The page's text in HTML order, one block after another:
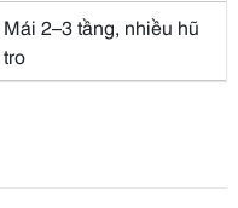
Mái 2–3 tầng, nhiều hũ
tro